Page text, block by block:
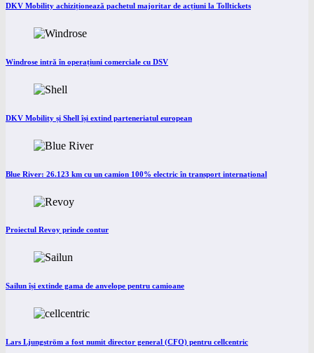
DKV Mobility achiziționează pachetul majoritar de acțiuni la Tolltickets
Windrose intră în operațiuni comerciale cu DSV
DKV Mobility și Shell își extind parteneriatul european
Blue River: 26.123 km cu un camion 100% electric în transport internațional
Proiectul Revoy prinde contur
Sailun își extinde gama de anvelope pentru camioane
Lars Ljungström a fost numit director general (CFO) pentru cellcentric